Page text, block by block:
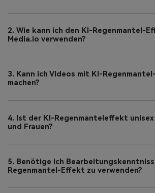
2. Wie kann ich den KI-Regenmantel-
Media.io verwenden?
3. Kann ich Videos mit KI-
machen?
4. Ist der KI-Regenmanteleffekt
und Frauen?
5. Benötige ich
Regenmantel-Effekt zu verwenden?